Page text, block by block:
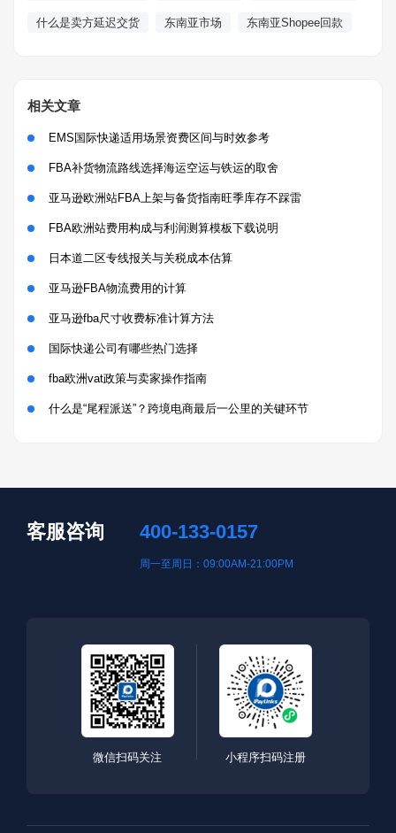
什么是卖方延迟交货 东南亚市场 东南亚Shopee回款
相关文章
EMS国际快递适用场景资费区间与时效参考
FBA补货物流路线选择海运空运与铁运的取舍
亚马逊欧洲站FBA上架与备货指南旺季库存不踩雷
FBA欧洲站费用构成与利润测算模板下载说明
日本道二区专线报关与关税成本估算
亚马逊FBA物流费用的计算
亚马逊fba尺寸收费标准计算方法
国际快递公司有哪些热门选择
fba欧洲vat政策与卖家操作指南
什么是“尾程派送”？跨境电商最后一公里的关键环节
客服咨询 400-133-0157
周一至周日：09:00AM-21:00PM
微信扫码关注 小程序扫码注册